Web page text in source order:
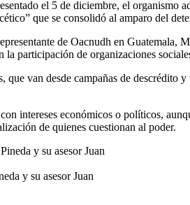
el 5 de diciembre, el organismo
que se consolidó al amparo del
de Oacnudh en Guatemala,
participación de organizaciones
van desde campañas de descrédito
intereses económicos o políticos,
de quienes cuestionan al poder.
y su asesor Juan